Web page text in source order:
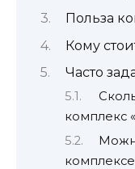
Польза
Кому
Часто
комплекс
комплексе